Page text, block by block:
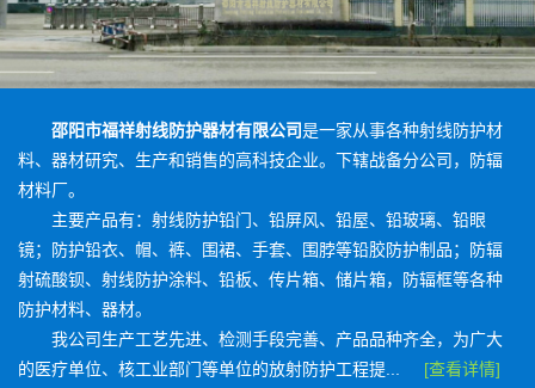
邵阳市福祥射线防护器材有限公司是一家从事各种射线防护材
料、器材研究、生产和销售的高科技企业。下辖战备分公司，防辐
材料厂。
主要产品有：射线防护铅门、铅屏风、铅屋、铅玻璃、铅眼
镜；防护铅衣、帽、裤、围裙、手套、围脖等铅胶防护制品；防辐
射硫酸钡、射线防护涂料、铅板、传片箱、储片箱，防辐框等各种
防护材料、器材。
我公司生产工艺先进、检测手段完善、产品品种齐全，为广大
的医疗单位、核工业部门等单位的放射防护工程提... [查看详情]